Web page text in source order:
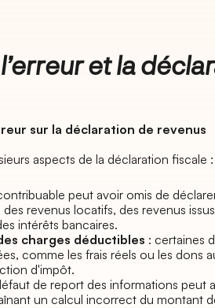
et la
sur la déclaration de revenus
aspects de la déclaration fiscale :
peut avoir omis de
revenus locatifs, des revenus
intérêts bancaires.
charges déductibles : certaines
comme les frais réels ou les dons
d'impôt.
de report des informations peut
un calcul incorrect du montant